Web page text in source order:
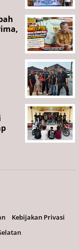
Kebijakan Privasi